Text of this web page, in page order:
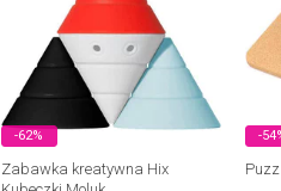
-62%
Zabawka kreatywna Hix
-